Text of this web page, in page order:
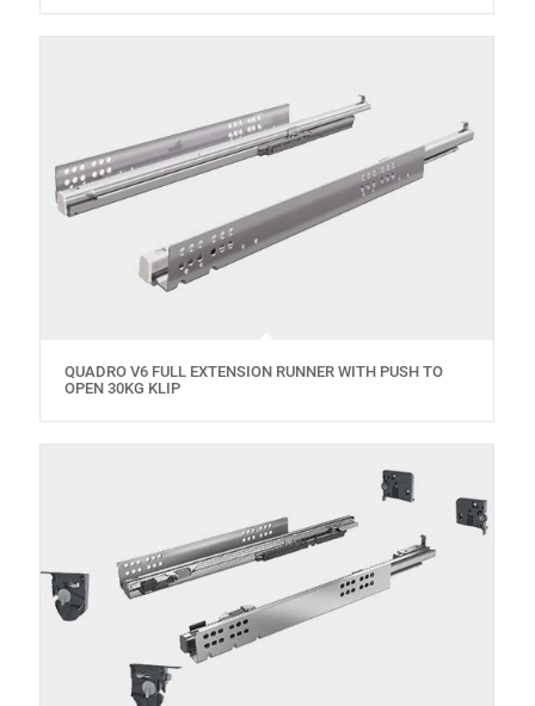
QUADRO V6 FULL EXTENSION RUNNER WITH PUSH TO
OPEN 30KG KLIP